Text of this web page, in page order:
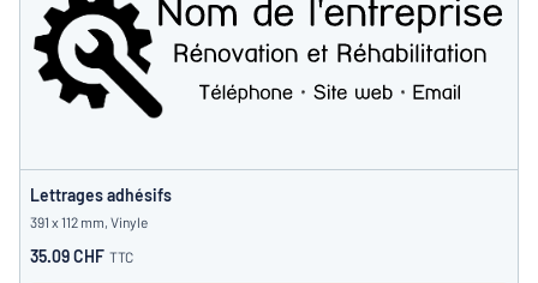
Lettrages adhésifs
391 x 112 mm, Vinyle
35.09 CHF TTC